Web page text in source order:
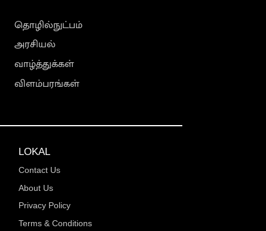
தொழில்நுட்பம்
அரசியல்
வாழ்த்துக்கள்
விளம்பரங்கள்
LOKAL
Contact Us
About Us
Privacy Policy
Terms & Conditions